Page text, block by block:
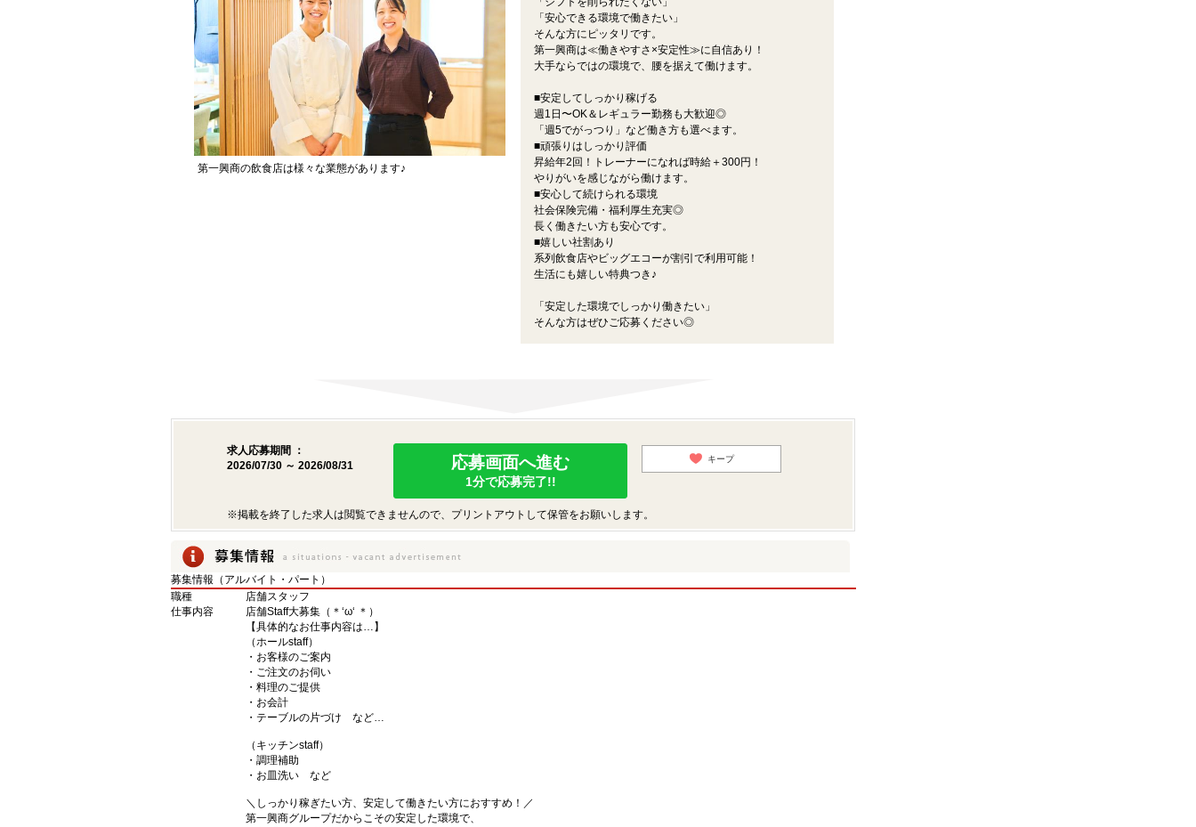
第一興商の飲食店は様々な業態があります♪
「安心できる環境で働きたい」
そんな方にピッタリです。
第一興商は≪働きやすさ×安定性≫に自信あり！
大手ならではの環境で、腰を据えて働けます。
■安定してしっかり稼げる
週1日〜OK＆レギュラー勤務も大歓迎◎
「週5でがっつり」など働き方も選べます。
■頑張りはしっかり評価
昇給年2回！トレーナーになれば時給＋300円！
やりがいを感じながら働けます。
■安心して続けられる環境
社会保険完備・福利厚生充実◎
長く働きたい方も安心です。
■嬉しい社割あり
系列飲食店やビッグエコーが割引で利用可能！
生活にも嬉しい特典つき♪
「安定した環境でしっかり働きたい」
そんな方はぜひご応募ください◎
求人応募期間 ：
2026/07/30 ～ 2026/08/31
応募画面へ進む
1分で応募完了!!
キープ
※掲載を終了した求人は閲覧できませんので、プリントアウトして保管をお願いします。
募集情報（アルバイト・パート）
職種
店舗スタッフ
仕事内容
店舗Staff大募集（＊‘ω‘ ＊）
【具体的なお仕事内容は…】
（ホールstaff）
・お客様のご案内
・ご注文のお伺い
・料理のご提供
・お会計
・テーブルの片づけ など…
（キッチンstaff）
・調理補助
・お皿洗い など
＼しっかり稼ぎたい方、安定して働きたい方におすすめ！／
第一興商グループだからこその安定した環境で、